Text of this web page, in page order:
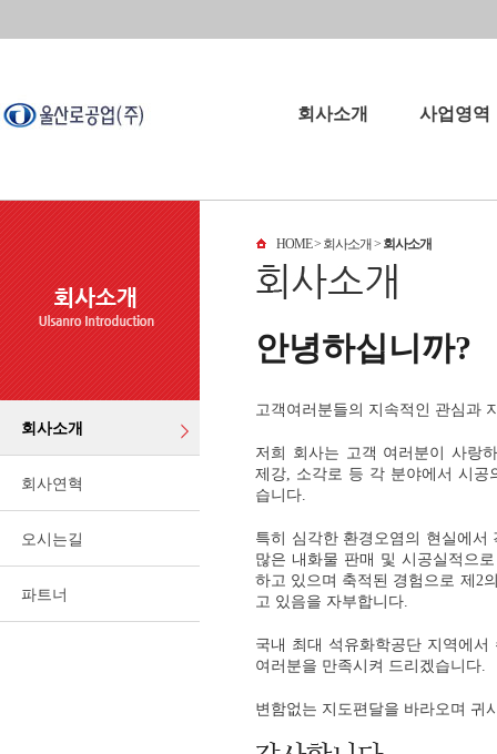
회사소개 사업영역
오시는길
회사소개
회사연혁
오시는길
파트너
HOME> 회사소개 > 회사소개
안녕하십니까?
고객여러분들의 지속적인 관심과
저희 회사는 고객 여러분이 사랑
제강, 소각로 등 각 분야에서 시공
습니다.
특히 심각한 환경오염의 현실에서
많은 내화물 판매 및 시공실적으
하고 있으며 축적된 경험으로 제2
고 있음을 자부합니다.
국내 최대 석유화학공단 지역에
여러분을 만족시켜 드리겠습니다.
변함없는 지도편달을 바라오며 귀